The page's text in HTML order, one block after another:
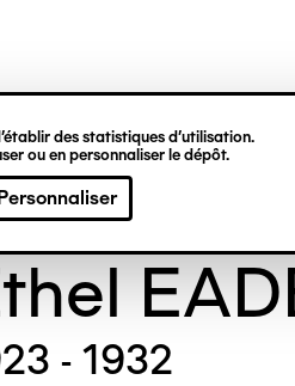
des statistiques d’utilisation.
ou en personnaliser le dépôt.
- 1932